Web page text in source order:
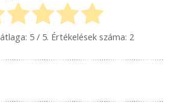
5 / 5. Értékelések száma: 2